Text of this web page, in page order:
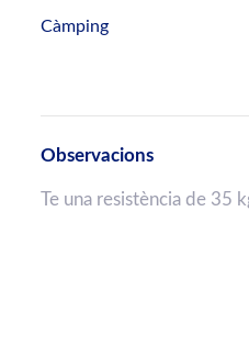
Càmping
Observacions
Te una resistència de